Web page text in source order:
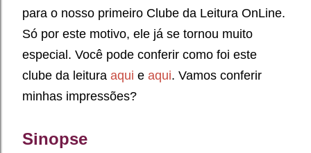
para o nosso primeiro Clube da Leitura OnLine.
Só por este motivo, ele já se tornou muito
especial. Você pode conferir como foi este
clube da leitura aqui e aqui. Vamos conferir
minhas impressões?
Sinopse